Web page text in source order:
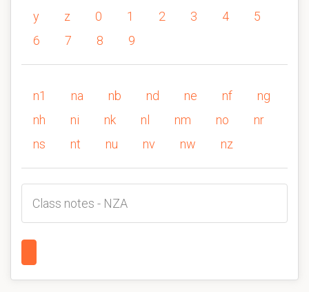
y
z 0 1 2 3 4
5
6
7 8 9
n1 na nb nd ne nf
ng
nh
ni nk nl nm no
nr
ns
nt nu nv nw nz
Class notes - NZA